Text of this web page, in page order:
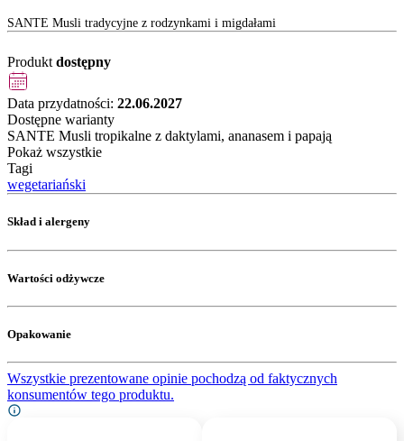
SANTE Musli tradycyjne z rodzynkami i migdałami
Produkt dostępny
Data przydatności: 22.06.2027
Dostępne warianty
SANTE Musli tropikalne z daktylami, ananasem i papają
Pokaż wszystkie
Tagi
wegetariański
Skład i alergeny
Wartości odżywcze
Opakowanie
Wszystkie prezentowane opinie pochodzą od faktycznych
konsumentów tego produktu.